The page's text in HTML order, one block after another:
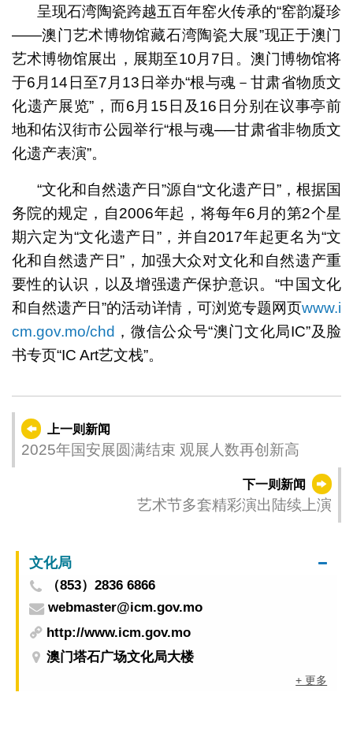
呈现石湾陶瓷跨越五百年窑火传承的“窑韵凝珍
——澳门艺术博物馆藏石湾陶瓷大展”现正于澳门
艺术博物馆展出，展期至10月7日。澳门博物馆将
于6月14日至7月13日举办“根与魂－甘肃省物质文
化遗产展览”，而6月15日及16日分别在议事亭前
地和佑汉街市公园举行“根与魂──甘肃省非物质文
化遗产表演”。
“文化和自然遗产日”源自“文化遗产日”，根据国
务院的规定，自2006年起，将每年6月的第2个星
期六定为“文化遗产日”，并自2017年起更名为“文
化和自然遗产日”，加强大众对文化和自然遗产重
要性的认识，以及增强遗产保护意识。“中国文化
和自然遗产日”的活动详情，可浏览专题网页www.i
cm.gov.mo/chd ，微信公众号“澳门文化局IC”及脸
书专页“IC Art艺文栈”。
上一则新闻
2025年国安展圆满结束 观展人数再创新高
下一则新闻
艺术节多套精彩演出陆续上演
文化局
（853）2836 6866
webmaster@icm.gov.mo
http://www.icm.gov.mo
澳门塔石广场文化局大楼
+ 更多